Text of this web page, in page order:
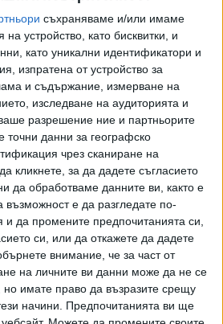
съхраняваме и/или имаме
устройство, като бисквитки, и
като уникални идентификатори и
изпратена от устройство за
и съдържание, измерване на
изследване на аудиторията и
разрешение ние и партньорите
данни за географско
чрез сканиране на
кликнете, за да дадете съгласието
да обработваме данните ви, както е
възможност е да разгледате по-
да промените предпочитанията си,
си, или да откажете да дадете
внимание, че за част от
на личните ви данни може да не се
но имате право да възразите срещу
начини. Предпочитанията ви ще
КФН
ПОК Доверие